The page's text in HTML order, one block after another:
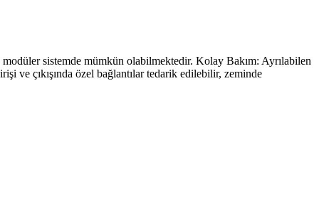
sistemde mümkün olabilmektedir. Kolay Bakım: Ayrılabilen
ve çıkışında özel bağlantılar tedarik edilebilir, zeminde